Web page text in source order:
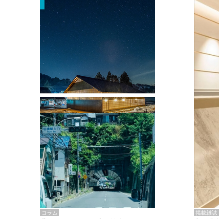
掲載雑誌
掲載雑誌・書籍
『街歩き研修「アールデコとモダニズ
ム、和風バロック」』のレポート記事が
掲載
コラム